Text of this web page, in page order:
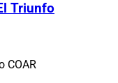
Triunfo